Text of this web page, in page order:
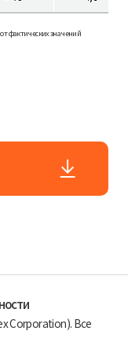
фактических значений
Corporation). Все